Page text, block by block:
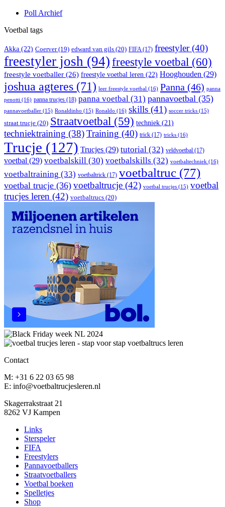
Poll Archief
Voetbal tags
Akka (22) Coerver(19) edward van gils (20) FIFA(17) freestyler(40)
freestyler josh (94) freestyle voetbal (60)
freestyle voetballer (26) freestyle voetbal leren (22) Hooghouden (29)
joshua agteres (71) leer freestyle voetbal (16) Panna (46) panna
penotti (16) panna trucjes (18) panna voetbal (31) pannavoetbal (35)
pannavoetballer (15) Ronaldinho (15) Ronaldo (16) skills (41) soccer tricks (15)
straat trucje (20) Straatvoetbal (59) techniek (21)
techniektraining (38)Training (40) trick (17) tricks (16)
Trucje (127) Trucjes (29) tutorial (32) veldvoetbal (17)
voetbal (29) voetbalskill (30) voetbalskills (32) voetbaltechniek (16)
voetbaltraining (33) voetbaltrick (17) voetbaltruc (77)
voetbal trucje (36) voetbaltrucje (42) voetbal trucjes (15) voetbal
trucjes leren (42) voetbaltrucs (20)
Contact
M: +31 6 22 03 65 98
E: info@voetbaltrucjesleren.nl
Skagerrakstraat 21
8262 VJ Kampen
Links
Sterspeler
FIFA
Freestylers
Pannavoetballers
Straatvoetballers
Voetbal boeken
Spelletjes
Shop